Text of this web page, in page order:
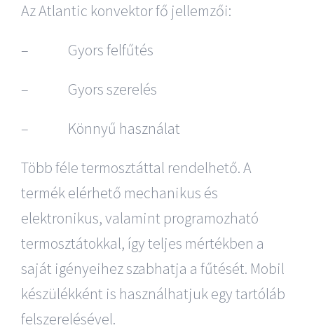
Az Atlantic konvektor fő jellemzői:
– Gyors felfűtés
– Gyors szerelés
– Könnyű használat
Több féle termosztáttal rendelhető. A
termék elérhető mechanikus és
elektronikus, valamint programozható
termosztátokkal, így teljes mértékben a
saját igényeihez szabhatja a fűtését. Mobil
készülékként is használhatjuk egy tartóláb
felszerelésével.